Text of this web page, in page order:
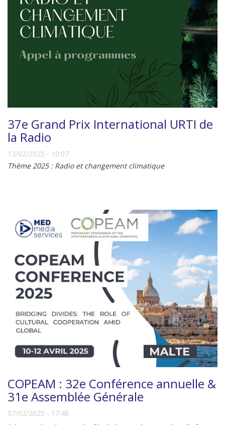
37e Grand Prix International URTI de
la Radio
13/02/2025 - 10:07
Thème 2025 : Radio et changement climatique
COPEAM : 32e Conférence annuelle &
31e Assemblée Générale
07/02/2025 - 17:48